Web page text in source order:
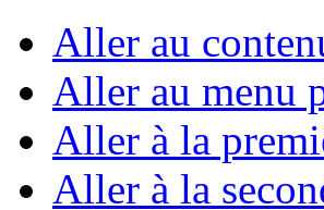
Aller au
Aller au menu
Aller à la
Aller à la